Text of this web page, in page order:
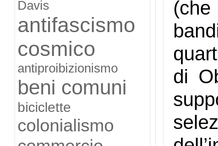
Davis
antifascismo
cosmico
antiproibizionismo
beni comuni
biciclette
colonialismo
di